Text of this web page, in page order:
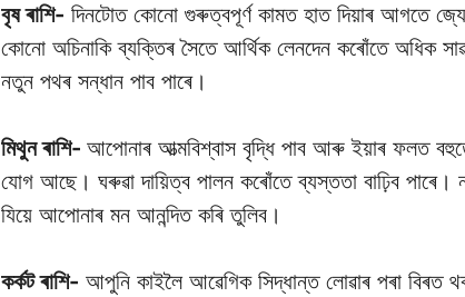
বৃষ ৰাশি- দিনটোত কোনো গুৰুত্বপূৰ্ণ কামত হাত দিয়াৰ আগতে
কোনো অচিনাকি ব্যক্তিৰ সৈতে আৰ্থিক লেনদেন কৰোঁতে অধিক
নতুন পথৰ সন্ধান পাব পাৰে।
মিথুন ৰাশি- আপোনাৰ আত্মবিশ্বাস বৃদ্ধি পাব আৰু ইয়াৰ ফলত
যোগ আছে। ঘৰুৱা দায়িত্ব পালন কৰোঁতে ব্যস্ততা বাঢ়িব
যিয়ে আপোনাৰ মন আনন্দিত কৰি তুলিব।
কৰ্কট ৰাশি- আপুনি কাইলৈ আৱেগিক সিদ্ধান্ত লোৱাৰ পৰা বিৰত